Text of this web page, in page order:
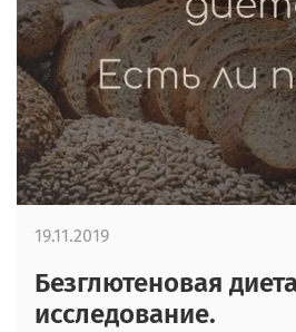
Безглютеновая
исследование.
19.11.2019